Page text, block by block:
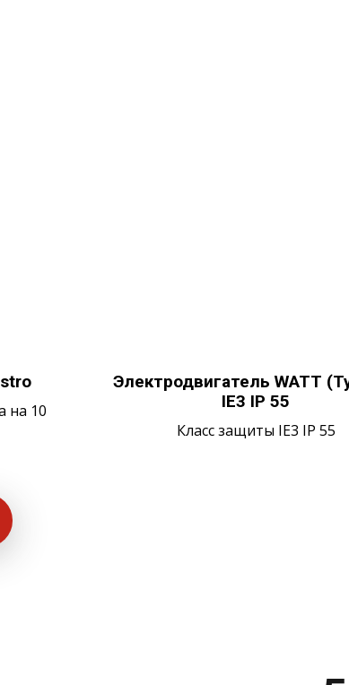
на 10
Электродвигатель WATT
IE3 IP 55
Класс защиты IE3 IP 55